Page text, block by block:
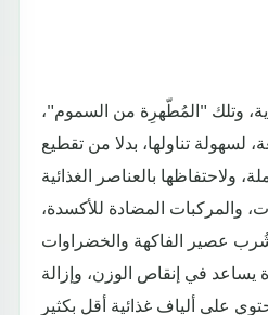
وتلك "المُطّهرِة من السموم"،
تناولها، بدلا من تقطيع
ولاحتفاظها بالعناصر الغذائية
والمركبات المضادة للأكسدة،
شُرب عصير الفاكهة والخضراوات
في إنقاص الوزن، وإزالة
على ألياف غذائية أقل بكثير